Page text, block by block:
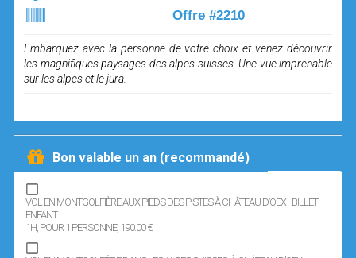
Offre #2210
Embarquez avec la personne de votre choix et venez découvrir
les magnifiques paysages des alpes suisses. Une vue imprenable
sur les alpes et le jura.
Bon valable un an (recommandé)
VOL EN MONTGOLFIÈRE AUX PIEDS DES PISTES À CHÂTEAU D’OEX - BILLET
ENFANT
1H, POUR 1 PERSONNE, 190.00 €